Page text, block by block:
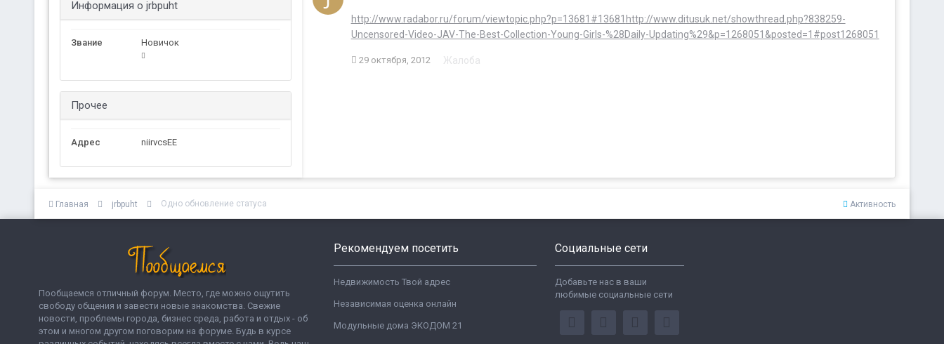
Информация о jrbpuht
Звание Новичок
Прочее
Адрес niirvcsEE
http://www.radabor.ru/forum/viewtopic.php?p=13681#13681 http://www.ditusuk.net/showthread.php?838259-
Uncensored-Video-JAV-The-Best-Collection-Young-Girls-%28Daily-Updating%29&p=1268051&posted=1#post1268051
29 октября, 2012 Жалоба
Активность
Главная jrbpuht Одно обновление статуса
Пообщаемся отличный форум. Место, где можно ощутить
свободу общения и завести новые знакомства. Свежие
новости, проблемы города, бизнес среда, работа и отдых - об
этом и многом другом поговорим на форуме. Будь в курсе
Рекомендуем посетить
Недвижимость Твой адрес
Независимая оценка онлайн
Модульные дома ЭКОДОМ 21
Социальные сети
Добавьте нас в ваши
любимые социальные сети